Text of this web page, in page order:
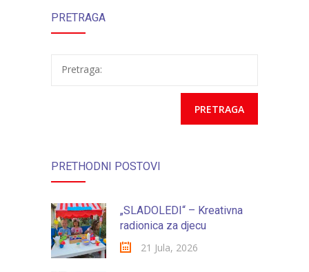
karakteristike
PRETRAGA
Pretraga:
PRETHODNI POSTOVI
„SLADOLEDI“ – Kreativna
radionica za djecu
21 Jula, 2026